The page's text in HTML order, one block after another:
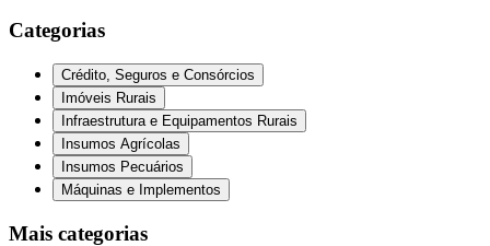
Categorias
Crédito, Seguros e Consórcios
Imóveis Rurais
Infraestrutura e Equipamentos Rurais
Insumos Agrícolas
Insumos Pecuários
Máquinas e Implementos
Mais categorias